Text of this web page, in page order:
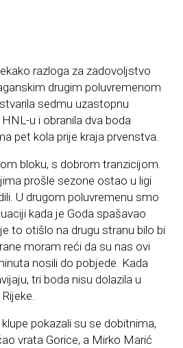
razloga za zadovoljstvo
drugim poluvremenom
sedmu uzastopnu
u i obranila dva boda
pet kola prije kraja prvenstva.
bloku, s dobrom tranzicijom.
prošle sezone ostao u ligi
U drugom poluvremenu smo
kada je Goda spašavao
to otišlo na drugu stranu bilo bi
moram reći da su nas ovi
nosili do pobjede. Kada
tri boda nisu dolazila u
pokazali su se dobitnima,
vrata Gorice, a Mirko Marić